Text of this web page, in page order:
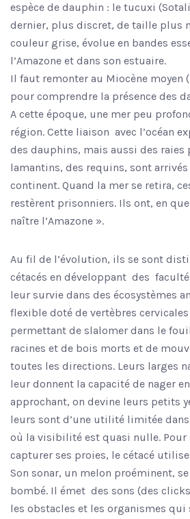
espèce de dauphin : le tucuxi
dernier, plus discret, de taille plus
couleur grise, évolue en bandes
l’Amazone et dans son estuaire.
Il faut remonter au Miocène moyen
pour comprendre la présence des
A cette époque, une mer peu
région. Cette liaison avec l’océan
des dauphins, mais aussi des raies
lamantins, des requins, sont
continent. Quand la mer se retira,
restèrent prisonniers. Ils ont, en
naître l’Amazone ».
Au fil de l’évolution, ils se sont
cétacés en développant des
leur survie dans des écosystèmes
flexible doté de vertèbres
permettant de slalomer dans le
racines et de bois morts et de
toutes les directions. Leurs larges
leur donnent la capacité de nager
approchant, on devine leurs petits
leurs sont d’une utilité limitée
où la visibilité est quasi nulle. Pour
capturer ses proies, le cétacé
Son sonar, un melon proéminent,
bombé. Il émet des sons (des
les obstacles et les organismes